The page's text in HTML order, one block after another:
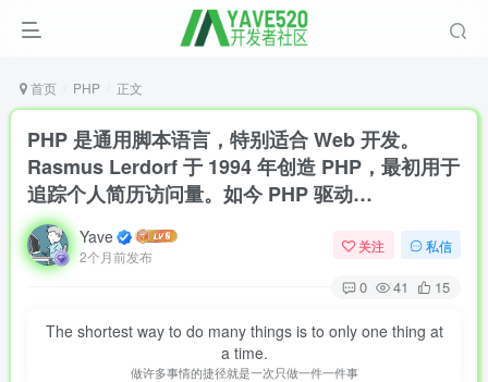
首页 PHP 正文
PHP 是通用脚本语言，特别适合 Web 开发。
Rasmus Lerdorf 于 1994 年创造 PHP，最初用于
追踪个人简历访问量。如今 PHP 驱动…
Yave
2个月前发布
关注 私信
0 41 15
The shortest way to do many things is to only one thing at
a time.
做许多事情的捷径就是一次只做一件一件事